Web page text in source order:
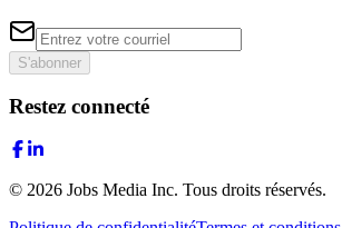
S'abonner
Restez connecté
© 2026 Jobs Media Inc. Tous droits réservés.